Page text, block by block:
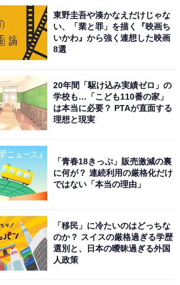
東野圭吾や湊かなえだけじゃな
い、「業と罪」を描く『映画ち
いかわ』から強く連想した映画
8選
20年間「駆け込み実績ゼロ」の
学校も…「こども110番の家」
は本当に必要？ PTAが直面する
理想と現実
「青春18きっぷ」販売激減の裏
に何が？ 連続利用の厳格化だけ
ではない「本当の理由」
「移民」に冷たいのはどっちな
のか？ スイスの厳格過ぎる学歴
選別と、日本の曖昧過ぎる外国
人政策